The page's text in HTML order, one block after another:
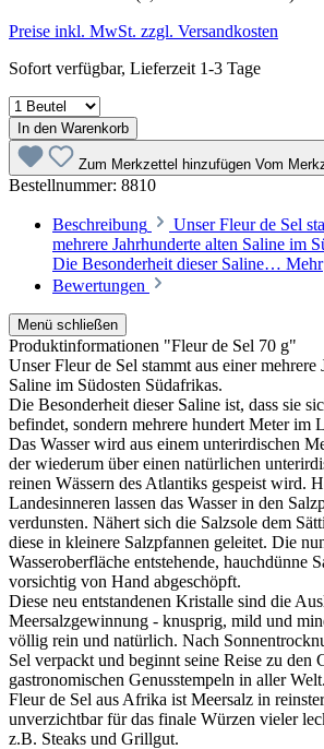
Preise inkl. MwSt. zzgl. Versandkosten
Sofort verfügbar, Lieferzeit 1-3 Tage
In den Warenkorb
Zum Merkzettel hinzufügen Vom
Bestellnummer: 8810
Beschreibung
Unser Fleur de Sel
mehrere Jahrhunderte alten Saline im
Die Besonderheit dieser Saline… Mehr
Bewertungen
Menü schließen
Produktinformationen "Fleur de Sel 70 g"
Unser Fleur de Sel stammt aus einer mehrere
Saline im Südosten Südafrikas.
Die Besonderheit dieser Saline ist, dass sie
befindet, sondern mehrere hundert Meter im
Das Wasser wird aus einem unterirdischen
der wiederum über einen natürlichen
reinen Wässern des Atlantiks gespeist wird.
Landesinneren lassen das Wasser in den
verdunsten. Nähert sich die Salzsole dem
diese in kleinere Salzpfannen geleitet. Die
Wasseroberfläche entstehende, hauchdünne
vorsichtig von Hand abgeschöpft.
Diese neu entstandenen Kristalle sind die
Meersalzgewinnung - knusprig, mild und
völlig rein und natürlich. Nach
Sel verpackt und beginnt seine Reise zu den
gastronomischen Genusstempeln in aller Welt.
Fleur de Sel aus Afrika ist Meersalz in
unverzichtbar für das finale Würzen vieler
z.B. Steaks und Grillgut.